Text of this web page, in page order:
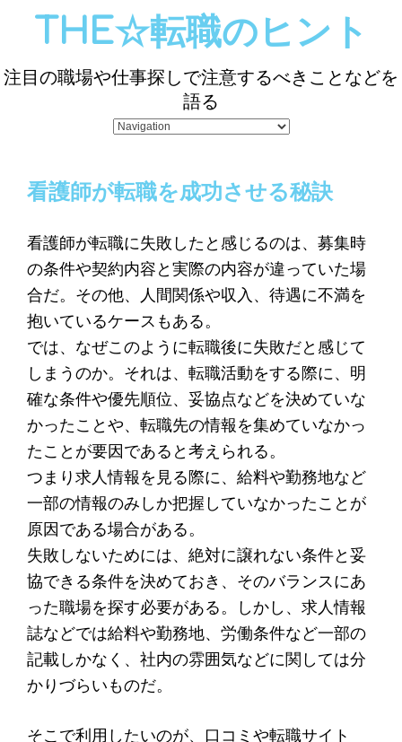
THE☆転職のヒント
注目の職場や仕事探しで注意するべきことなどを
語る
看護師が転職を成功させる秘訣
看護師が転職に失敗したと感じるのは、募集時
の条件や契約内容と実際の内容が違っていた場
合だ。その他、人間関係や収入、待遇に不満を
抱いているケースもある。
では、なぜこのように転職後に失敗だと感じて
しまうのか。それは、転職活動をする際に、明
確な条件や優先順位、妥協点などを決めていな
かったことや、転職先の情報を集めていなかっ
たことが要因であると考えられる。
つまり求人情報を見る際に、給料や勤務地など
一部の情報のみしか把握していなかったことが
原因である場合がある。
失敗しないためには、絶対に譲れない条件と妥
協できる条件を決めておき、そのバランスにあ
った職場を探す必要がある。しかし、求人情報
誌などでは給料や勤務地、労働条件など一部の
記載しかなく、社内の雰囲気などに関しては分
かりづらいものだ。
そこで利用したいのが、口コミや転職サイト